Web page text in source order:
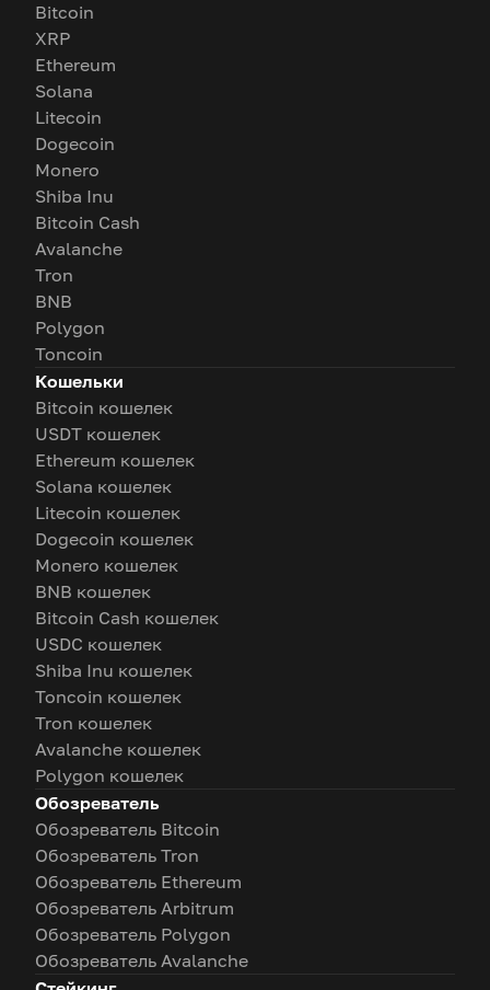
Bitcoin
XRP
Ethereum
Solana
Litecoin
Dogecoin
Monero
Shiba Inu
Bitcoin Cash
Avalanche
Tron
BNB
Polygon
Toncoin
Кошельки
Bitcoin кошелек
USDT кошелек
Ethereum кошелек
Solana кошелек
Litecoin кошелек
Dogecoin кошелек
Monero кошелек
BNB кошелек
Bitcoin Cash кошелек
USDC кошелек
Shiba Inu кошелек
Toncoin кошелек
Tron кошелек
Avalanche кошелек
Polygon кошелек
Обозреватель
Обозреватель Bitcoin
Обозреватель Tron
Обозреватель Ethereum
Обозреватель Arbitrum
Обозреватель Polygon
Обозреватель Avalanche